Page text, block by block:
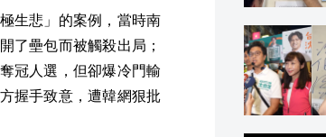
生悲」的案例，當時南
了壘包而被觸殺出局；
冠人選，但卻爆冷門輸
握手致意，遭韓網狠批